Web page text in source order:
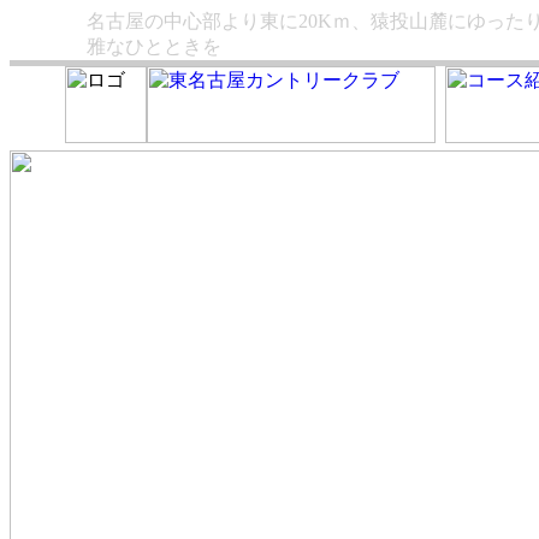
名古屋の中心部より東に20Kｍ、猿投山麓にゆっ
雅なひとときを